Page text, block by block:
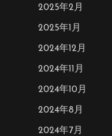
2025年2月
2025年1月
2024年12月
2024年11月
2024年10月
2024年8月
2024年7月